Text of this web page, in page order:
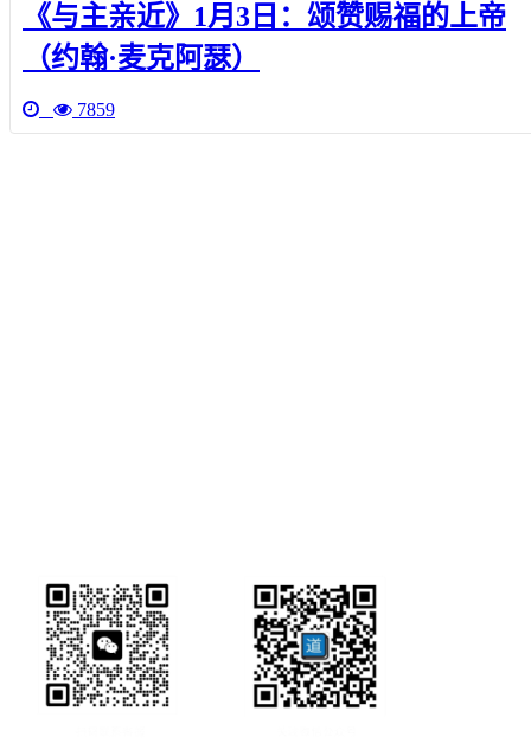
《与主亲近》1月3日：颂赞赐福的上帝
（约翰·麦克阿瑟）
7859